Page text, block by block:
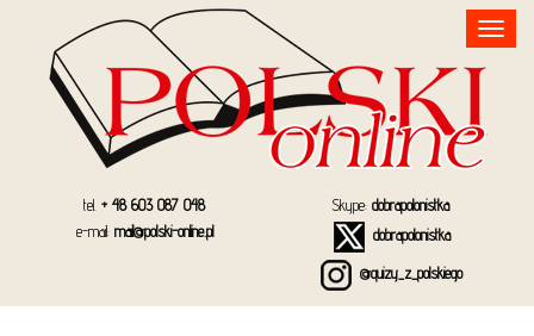
Toggle
navigation
tel. + 48 603 087 048
e-mail: mail@polski-online.pl
Skype: dobrapolonistka
dobrapolonistka
@quizy_z_polskiego